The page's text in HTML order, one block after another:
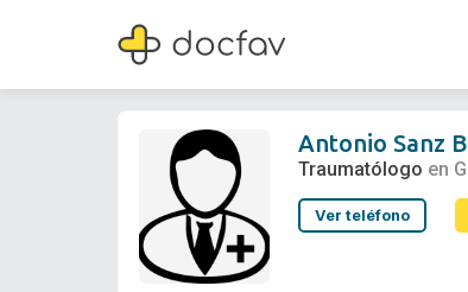
Antonio Sanz Boixareu
Traumatólogo
Antonio Sanz
Traumatólogo en
Ver teléfono